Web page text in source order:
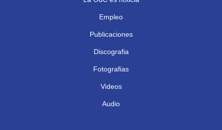
Empleo
Publicaciones
Discografia
Fotografias
Videos
Audio